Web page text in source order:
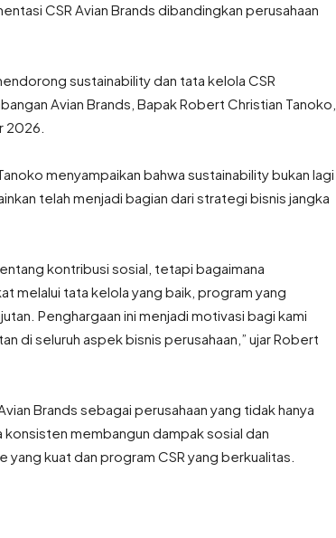
CSR Avian Brands dibandingkan perusahaan
sustainability dan tata kelola CSR
Avian Brands, Bapak Robert Christian Tanoko,
2026.
menyampaikan bahwa sustainability bukan lagi
telah menjadi bagian dari strategi bisnis jangka
kontribusi sosial, tetapi bagaimana
melalui tata kelola yang baik, program yang
Penghargaan ini menjadi motivasi bagi kami
di seluruh aspek bisnis perusahaan,” ujar Robert
Brands sebagai perusahaan yang tidak hanya
membangun dampak sosial dan
kuat dan program CSR yang berkualitas.